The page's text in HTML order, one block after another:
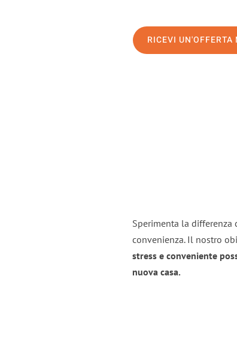
RICEVI
Sperimenta la
convenienza. Il nostro
stress e conveniente
nuova casa.